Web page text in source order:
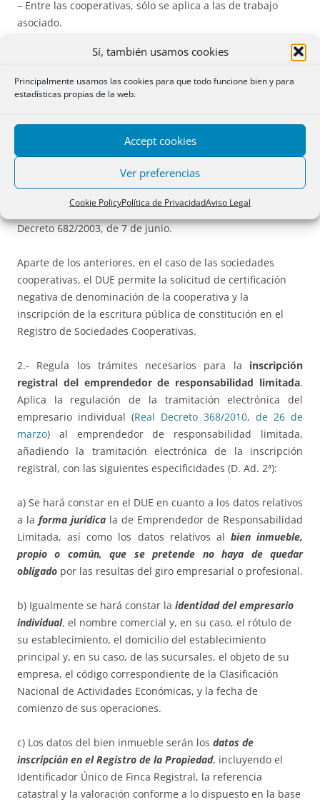
Sí, también usamos cookies
Principalmente usamos las cookies para que todo funcione bien y para
estadísticas propias de la web.
Accept cookies
Ver preferencias
Cookie PolicyPolítica de PrivacidadAviso Legal
– Entre las cooperativas, sólo se aplica a las de trabajo
asociado.
– Quedan excluidos los sectores inmobiliario, financiero y
explotación de una actividad mercantil,la
cumplimentación del DUE no convalidará la nulidad de
éstas si se las pretende constituir por documento privado.
que se refieren lospárrafos b) a n) del artículo 5.1
Decreto 682/2003, de 7 de junio.
Aparte de los anteriores, en el caso de las sociedades
cooperativas, el DUE permite la solicitud de certificación
negativa de denominación de la cooperativa y la
inscripción de la escritura pública de constitución en el
Registro de Sociedades Cooperativas.
2.- Regula los trámites necesarios para la inscripción
registral del emprendedor de responsabilidad limitada.
Aplica la regulación de la tramitación electrónica del
empresario individual (Real Decreto 368/2010, de 26 de
marzo) al emprendedor de responsabilidad limitada,
añadiendo la tramitación electrónica de la inscripción
registral, con las siguientes especificidades (D. Ad. 2ª):
a) Se hará constar en el DUE en cuanto a los datos relativos
a la forma jurídica la de Emprendedor de Responsabilidad
Limitada, así como los datos relativos al bien inmueble,
propio o común, que se pretende no haya de quedar
obligado por las resultas del giro empresarial o profesional.
b) Igualmente se hará constar la identidad del empresario
individual, el nombre comercial y, en su caso, el rótulo de
su establecimiento, el domicilio del establecimiento
principal y, en su caso, de las sucursales, el objeto de su
empresa, el código correspondiente de la Clasificación
Nacional de Actividades Económicas, y la fecha de
comienzo de sus operaciones.
c) Los datos del bien inmueble serán los datos de
inscripción en el Registro de la Propiedad, incluyendo el
Identificador Único de Finca Registral, la referencia
catastral y la valoración conforme a lo dispuesto en la base